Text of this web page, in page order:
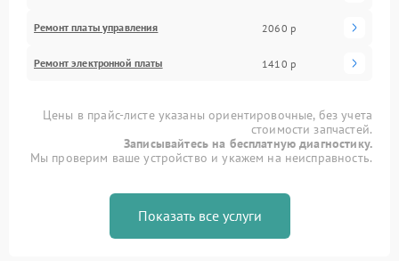
Ремонт платы управления 2060 р
Ремонт электронной платы 1410 р
Цены в прайс-листе указаны ориентировочные, без учета
стоимости запчастей.
Записывайтесь на бесплатную диагностику.
Мы проверим ваше устройство и укажем на неисправность.
Показать все услуги